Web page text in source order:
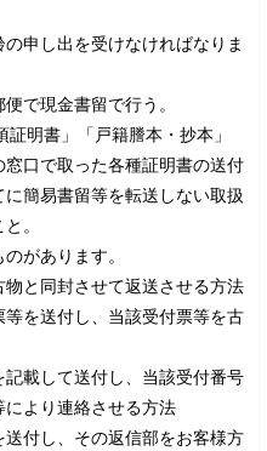
申し出を受けなければなりま
で現金書留で行う。
明書」「戸籍謄本・抄本」
窓口で取った各種証明書の送付
簡易書留等を転送しない取扱
。
があります。
と同封させて返送させる方法
を送付し、当該受付票等を古
載して送付し、当該受付番号
より連絡させる方法
付し、その返信部をお客様方